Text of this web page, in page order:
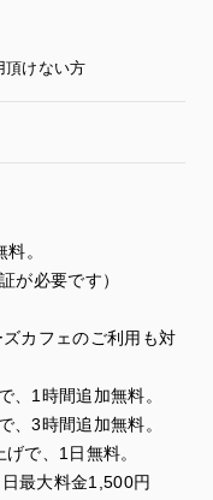
けない方
。
が必要です）
カフェのご利用も対
、 1 時間追加無料。
、3時間追加無料。
で、 1 日無料。
最大料金1 ,500円